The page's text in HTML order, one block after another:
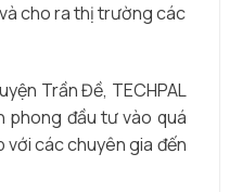
cho ra thị trường các
Trần Đề, TECHPAL
phong đầu tư vào quá
với các chuyên gia đến